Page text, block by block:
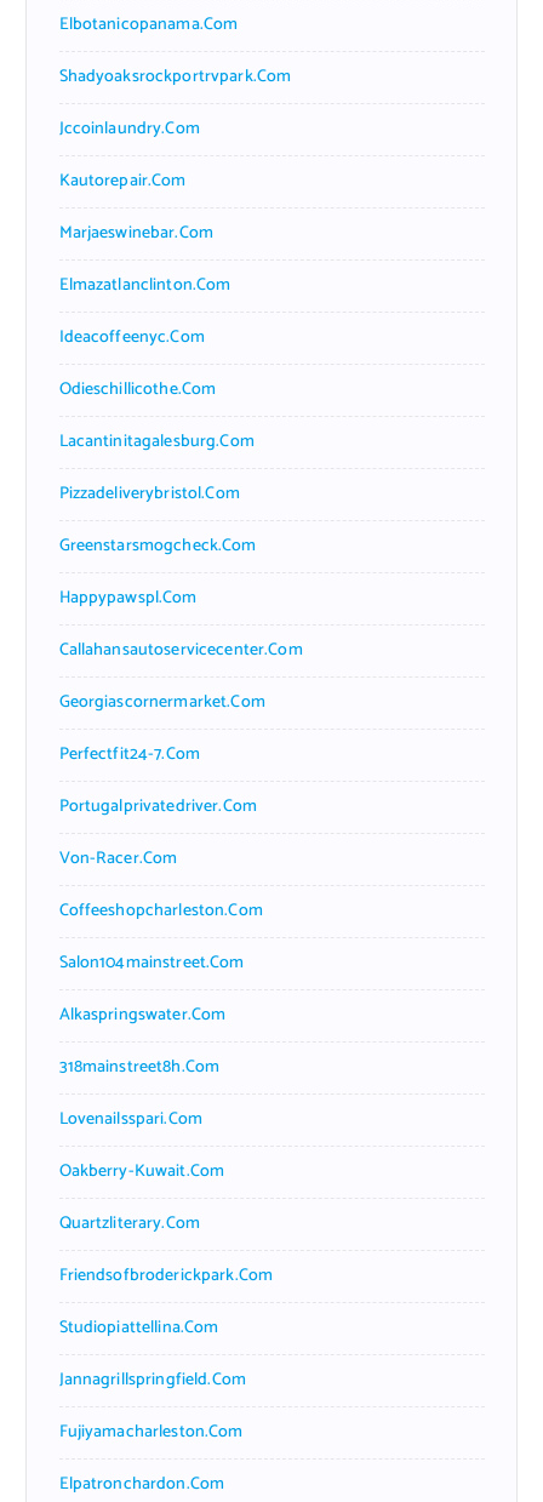
Elbotanicopanama.com
Shadyoaksrockportrvpark.com
Jccoinlaundry.com
Kautorepair.com
Marjaeswinebar.com
Elmazatlanclinton.com
Ideacoffeenyc.com
Odieschillicothe.com
Lacantinitagalesburg.com
Pizzadeliverybristol.com
Greenstarsmogcheck.com
Happypawspl.com
Callahansautoservicecenter.com
Georgiascornermarket.com
Perfectfit24-7.com
Portugalprivatedriver.com
Von-Racer.com
Coffeeshopcharleston.com
Salon104mainstreet.com
Alkaspringswater.com
318mainstreet8h.com
Lovenailsspari.com
Oakberry-Kuwait.com
Quartzliterary.com
Friendsofbroderickpark.com
Studiopiattellina.com
Jannagrillspringfield.com
Fujiyamacharleston.com
Elpatronchardon.com